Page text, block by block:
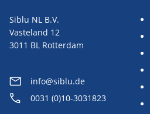
Siblu NL B.V.
Vasteland 12
3011 BL Rotterdam
info@siblu.de
0031 (0)10-3031823